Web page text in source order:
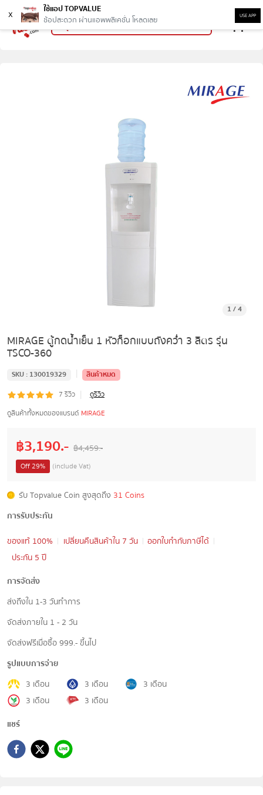
x
ใช้แอป TOPVALUE
ช้อปสะดวก ผ่านแอพพลิเคชั่น โหลดเลย
USE APP
1 /4
MIRAGE ตู้กดน้ำเย็น 1 หัวก็อกแบบถังคว่ำ 3 ลิตร รุ่น
TSCO-360
SKU : 130019329 |
สินค้าหมด
7 รีวิว |
ดูรีวิว
ดูสินค้าทั้งหมดของแบรนด์ MIRAGE
฿3,190.- ฿4,459.-
Off29% (include Vat)
รับ Topvalue Coin สูงสุดถึง 31 Coins
การรับประกัน
ของแท้ 100%
เปลี่ยนคืนสินค้าใน 7 วัน
ออกใบกำกับภาษีได้
ประกัน 5 ปี
การจัดส่ง
ส่งถึงใน 1-3 วันทำการ
จัดส่งภายใน 1 - 2 วัน
จัดส่งฟรีเมื่อซื้อ 999.- ขึ้นไป
รูปแบบการจ่าย
3 เดือน
3 เดือน
3 เดือน
3 เดือน
3 เดือน
แชร์